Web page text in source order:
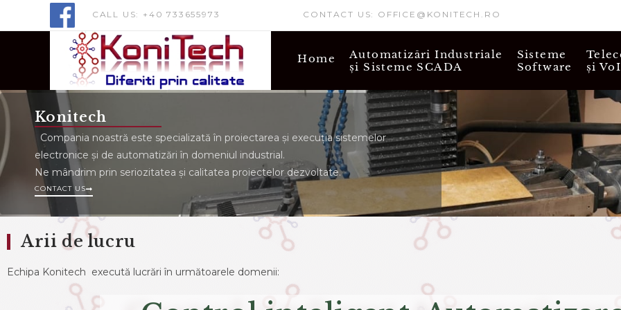
Acest site folosește cookie-uri funcționale și conținut nepersonalizat. Faceți clic pe „Accept” pentru a permite nouă și
partenerilor noștri să va utilizăm datele pentru a avea cea mai bună experiență!Citește mai mult!
CALL US: +40 733655973 CONTACT US: OFFICE@KONITECH.RO
Home
Automatizări Industriale
și Sisteme SCADA
Software
și
Konitech
Compania noastră este specializată în proiectarea și execuția sistemelor
electronice și de automatizări în domeniul industrial.
Ne mândrim prin seriozitatea și calitatea proiectelor dezvoltate.
CONTACT US
Arii de lucru